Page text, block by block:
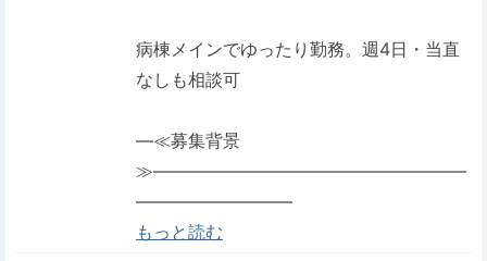
病棟メインでゆったり勤務。週4日・当直
なしも相談可
―≪募集背景
≫――――――――――――――――――
―――――――――
もっと読む